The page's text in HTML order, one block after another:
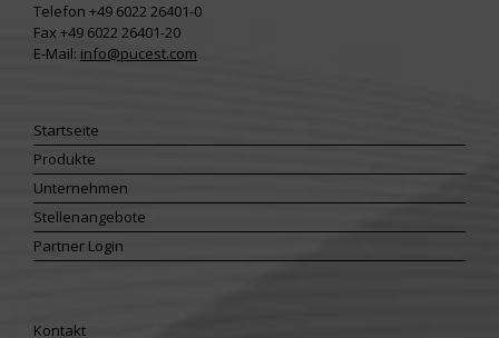
Telefon +49 6022 26401-0
Fax +49 6022 26401-20
E-Mail: info@pucest.com
Startseite
Produkte
Unternehmen
Stellenangebote
Partner Login
Kontakt